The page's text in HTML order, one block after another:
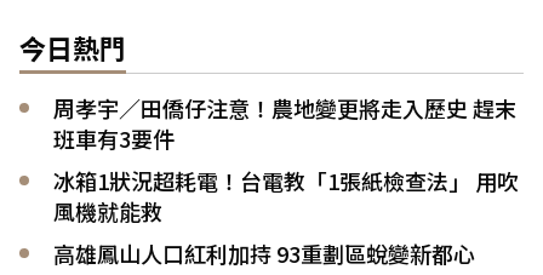
今日熱門
周孝宇／田僑仔注意！農地變更將走入歷史 趕末
班車有3要件
冰箱1狀況超耗電！台電教「1張紙檢查法」 用吹
風機就能救
高雄鳳山人口紅利加持 93重劃區蛻變新都心